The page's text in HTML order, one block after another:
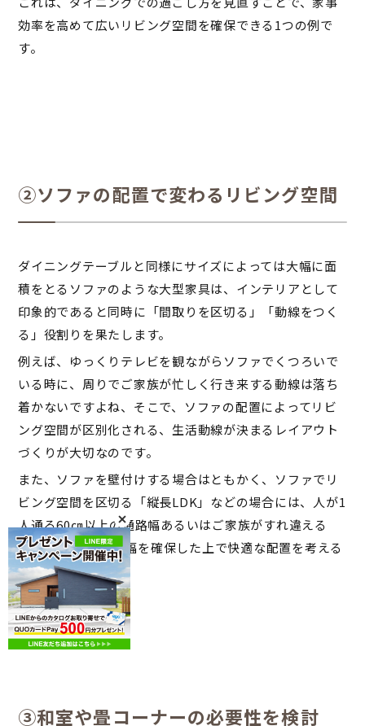
効率を高めて広いリビング空間を確保できる1つの例で
す。
②ソファの配置で変わるリビング空間
ダイニングテーブルと同様にサイズによっては大幅に面
積をとるソファのような大型家具は、インテリアとして
印象的であると同時に「間取りを区切る」「動線をつく
る」役割りを果たします。
例えば、ゆっくりテレビを観ながらソファでくつろいで
いる時に、周りでご家族が忙しく行き来する動線は落ち
着かないですよね、そこで、ソファの配置によってリビ
ング空間が区別化される、生活動線が決まるレイアウト
づくりが大切なのです。
また、ソファを壁付けする場合はともかく、ソファでリ
ビング空間を区切る「縦長LDK」などの場合には、人が1
人通る60㎝以上の通路幅あるいはご家族がすれ違える
110～120㎝以上の幅を確保した上で快適な配置を考える
ようにしましょう。
③和室や畳コーナーの必要性を検討